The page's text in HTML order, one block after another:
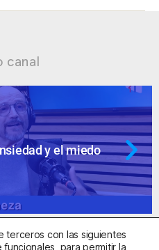
canal
Ansiedad:
terceros con las siguientes
para permitir la